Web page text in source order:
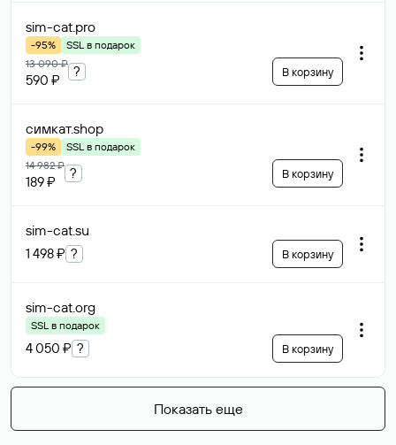
sim-cat.pro
-95%
SSL в подарок
13 090 ₽
590 ₽
? В корзину
симкат.shop
-99%
SSL в подарок
14 982 ₽
189 ₽
? В корзину
sim-cat.su
1 498 ₽ ? В корзину
sim-cat.org
SSL в подарок
4 050 ₽ ? В корзину
Показать еще